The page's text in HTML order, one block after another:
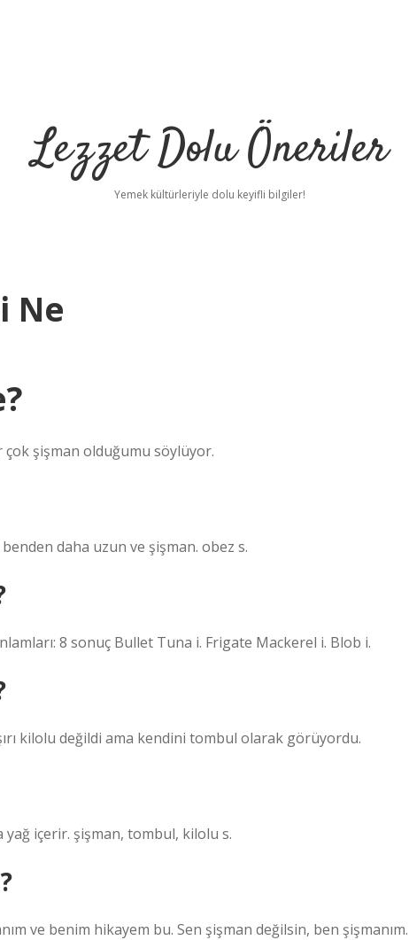
Lezzet Dolu Öneriler
Yemek kültürleriyle dolu keyifli bilgiler!
Ne
şişman olduğumu söylüyor.
daha uzun ve şişman. obez s.
8 sonuç Bullet Tuna i. Frigate Mackerel i. Blob i.
kilolu değildi ama kendini tombul olarak görüyordu.
içerir. şişman, tombul, kilolu s.
ve benim hikayem bu. Sen şişman değilsin, ben şişmanım.